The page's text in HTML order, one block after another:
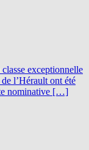
exceptionnelle
l’Hérault ont été
nominative […]